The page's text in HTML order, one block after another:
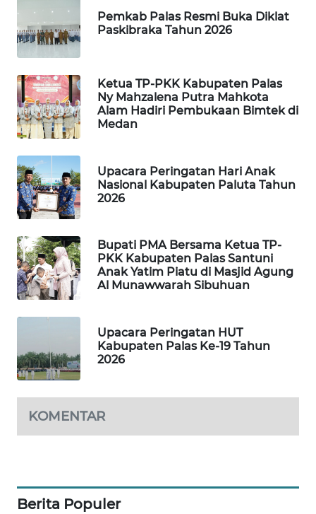
Pemkab Palas Resmi Buka Diklat
Paskibraka Tahun 2026
Ketua TP-PKK Kabupaten Palas
Ny Mahzalena Putra Mahkota
Alam Hadiri Pembukaan Bimtek di
Medan
Upacara Peringatan Hari Anak
Nasional Kabupaten Paluta Tahun
2026
Bupati PMA Bersama Ketua TP-
PKK Kabupaten Palas Santuni
Anak Yatim Piatu di Masjid Agung
Al Munawwarah Sibuhuan
Upacara Peringatan HUT
Kabupaten Palas Ke-19 Tahun
2026
KOMENTAR
Berita Populer
METRO
JAKARTA
NEWS
KRT
NEWS
KARING
NEWS
JURNAL
HUMBANG
NEWS
GARONGGANG
FISUELRI
ENERGI
NEWS
NEWS